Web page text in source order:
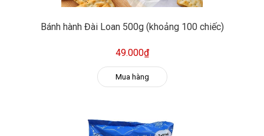
Bánh hành Đài Loan 500g (khoảng 100 chiếc)
49.000₫
Mua hàng